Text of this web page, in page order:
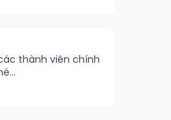
thành viên chính